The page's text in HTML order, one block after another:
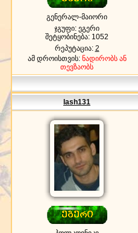
გენერალ-მაიორი
ჯგუფი: ეგერი
შეტყობინება: 1052
რეპუტაცია: 2
ამ დროისთვის: ნადირობს ან
თევზაობს
lash131